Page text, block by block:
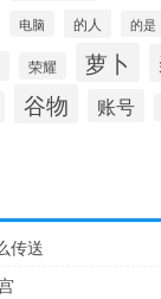
电脑 的人 的是
荣耀 萝卜
谷物 账号
传送